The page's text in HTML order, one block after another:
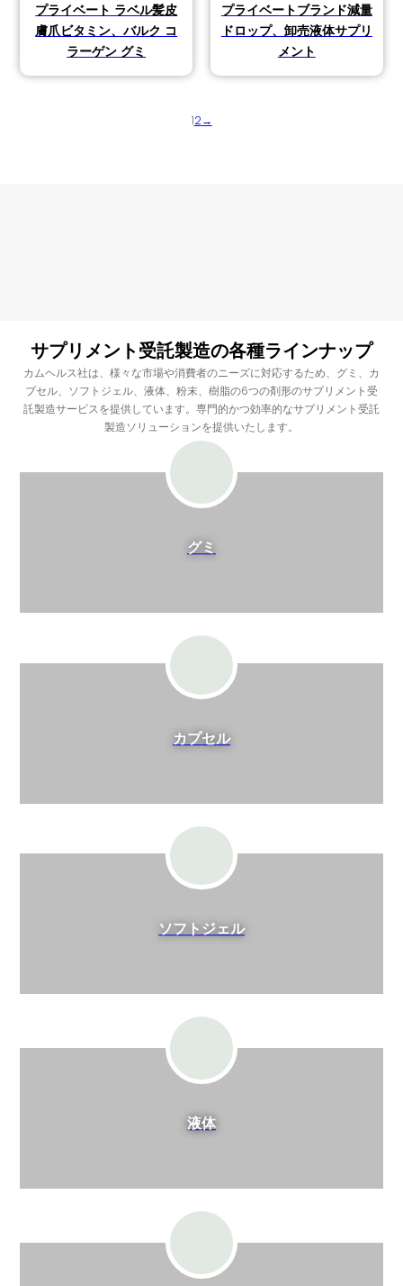
プライベート ラベル髪皮
膚爪ビタミン、バルク コ
ラーゲン グミ
プライベートブランド減量
ドロップ、卸売液体サプリ
メント
12→
サプリメント受託製造の各種ラインナップ
カムヘルス社は、様々な市場や消費者のニーズに対応するため、グミ、カ
プセル、ソフトジェル、液体、粉末、樹脂の6つの剤形のサプリメント受
託製造サービスを提供しています。専門的かつ効率的なサプリメント受託
製造ソリューションを提供いたします。
グミ
カプセル
ソフトジェル
液体